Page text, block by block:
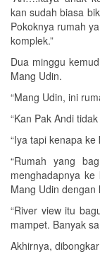
kan sudah biasa
Pokoknya rumah
komplek.”
Dua minggu
Mang Udin.
“Mang Udin, ini
“Kan Pak Andi
“Iya tapi kenapa ke
“Rumah yang
menghadapnya
Mang Udin dengan
“River view itu
mampet. Banyak
Akhirnya,